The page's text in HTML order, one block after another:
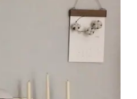
appréciés